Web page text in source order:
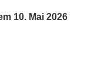
10. Mai 2026